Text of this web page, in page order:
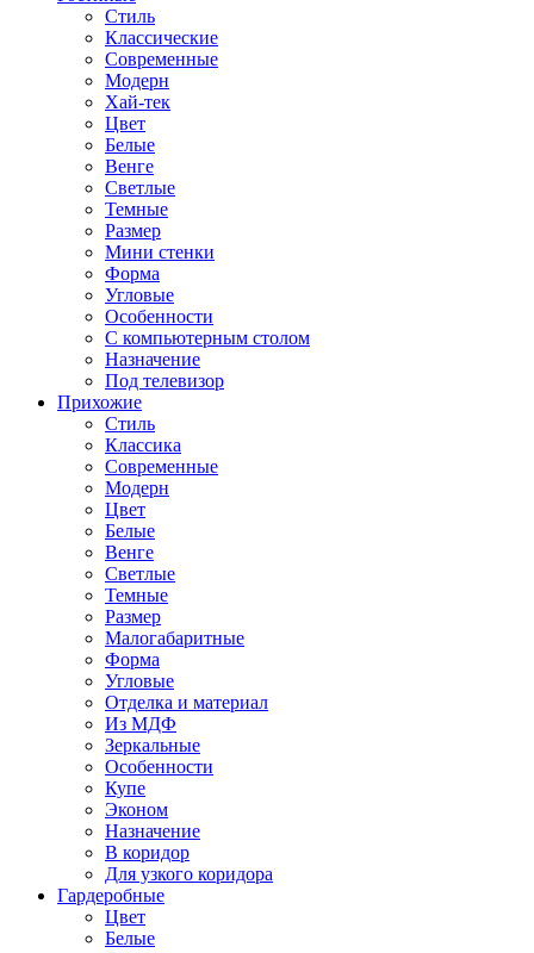
Стиль
Классические
Современные
Модерн
Хай-тек
Цвет
Белые
Венге
Светлые
Темные
Размер
Мини стенки
Форма
Угловые
Особенности
С компьютерным столом
Назначение
Под телевизор
Прихожие
Стиль
Классика
Современные
Модерн
Цвет
Белые
Венге
Светлые
Темные
Размер
Малогабаритные
Форма
Угловые
Отделка и материал
Из МДФ
Зеркальные
Особенности
Купе
Эконом
Назначение
В коридор
Для узкого коридора
Гардеробные
Цвет
Белые